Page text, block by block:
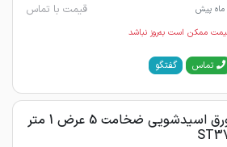
قیمت با تماس
ممکن است به‌روز نباشد
تماس گفتگو
ورق اسیدشویی ضخامت 5 عرض 1 متر